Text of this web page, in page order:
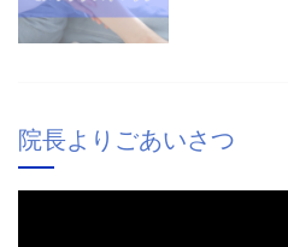
院長よりごあいさつ